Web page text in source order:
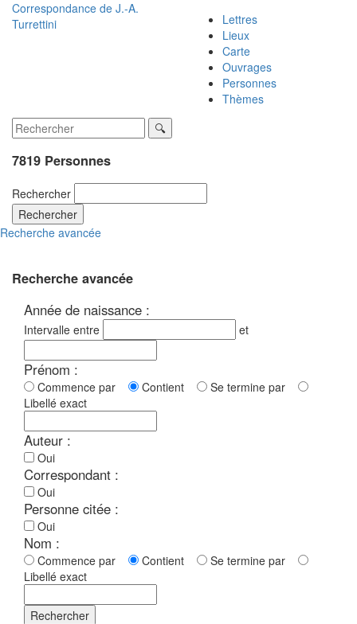
Correspondance de J.-A.
Turrettini
Lettres
Lieux
Carte
Ouvrages
Personnes
Thèmes
7819 Personnes
Rechercher
Rechercher
Recherche avancée
Recherche avancée
Année de naissance :
Intervalle entre et
Prénom :
Commence par Contient
Se termine par
Libellé exact
Auteur :
Oui
Correspondant :
Oui
Personne citée :
Oui
Nom :
Commence par Contient
Se termine par
Libellé exact
Rechercher